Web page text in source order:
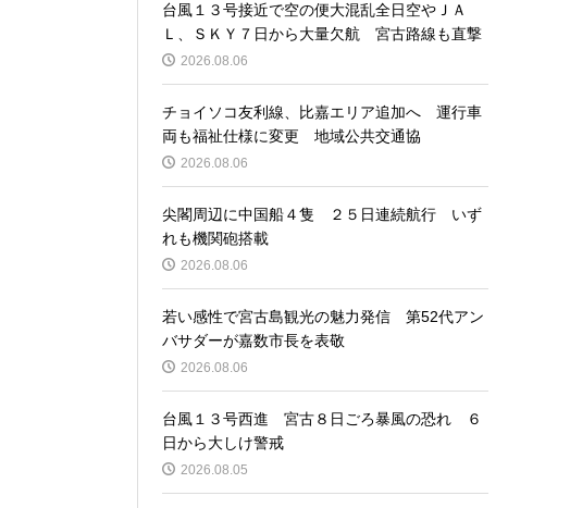
台風１３号接近で空の便大混乱全日空やＪＡ
Ｌ、ＳＫＹ７日から大量欠航 宮古路線も直撃
2026.08.06
チョイソコ友利線、比嘉エリア追加へ 運行車
両も福祉仕様に変更 地域公共交通協
2026.08.06
尖閣周辺に中国船４隻 ２５日連続航行 いず
れも機関砲搭載
2026.08.06
若い感性で宮古島観光の魅力発信 第52代アン
バサダーが嘉数市長を表敬
2026.08.06
台風１３号西進 宮古８日ごろ暴風の恐れ ６
日から大しけ警戒
2026.08.05